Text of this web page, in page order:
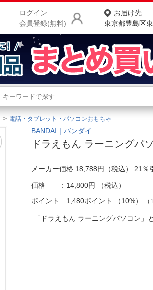
ログイン
会員登録(無料)
お届け先
東京都豊島区
商品をさがす
ランキングからさが
カテゴリ一覧からさ
お客様サポート
電話・タブレット・パソコンおもちゃ
BANDAI｜バンダイ
ドラえもん ラーニングパ
メーカー価格 18,788円（税込） 21％
価格 14,800円
（税込）
ポイント
1,480ポイント （10%）
「ドラえもん ラーニングパソコン